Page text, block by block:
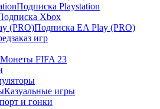
Подписка Playstation
Xbox
Подписка EA Play (PRO)
игр
Монеты FIFA 23
Казуальные игры
и гонки